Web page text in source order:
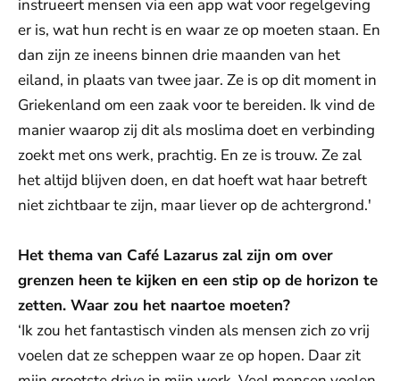
instrueert mensen via een app wat voor regelgeving
er is, wat hun recht is en waar ze op moeten staan. En
dan zijn ze ineens binnen drie maanden van het
eiland, in plaats van twee jaar. Ze is op dit moment in
Griekenland om een zaak voor te bereiden. Ik vind de
manier waarop zij dit als moslima doet en verbinding
zoekt met ons werk, prachtig. En ze is trouw. Ze zal
het altijd blijven doen, en dat hoeft wat haar betreft
niet zichtbaar te zijn, maar liever op de achtergrond.'
Het thema van Café Lazarus zal zijn om over
grenzen heen te kijken en een stip op de horizon te
zetten. Waar zou het naartoe moeten?
‘Ik zou het fantastisch vinden als mensen zich zo vrij
voelen dat ze scheppen waar ze op hopen. Daar zit